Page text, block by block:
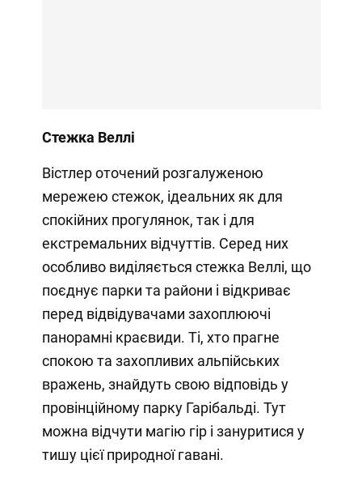
Стежка Веллі
Вістлер оточений розгалуженою
мережею стежок, ідеальних як для
спокійних прогулянок, так і для
екстремальних відчуттів. Серед них
особливо виділяється стежка Веллі, що
поєднує парки та райони і відкриває
перед відвідувачами захоплюючі
панорамні краєвиди. Ті, хто прагне
спокою та захопливих альпійських
вражень, знайдуть свою відповідь у
провінційному парку Гарібальді. Тут
можна відчути магію гір і зануритися у
тишу цієї природної гавані.